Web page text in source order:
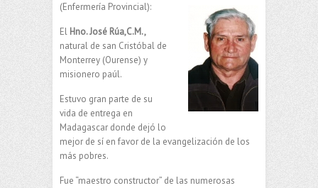
(Enfermería Provincial):
El Hno. José Rúa,C.M.,
natural de san Cristóbal de
Monterrey (Ourense) y
misionero paúl.
Estuvo gran parte de su
vida de entrega en
Madagascar donde dejó lo
mejor de sí en favor de la evangelización de los
más pobres.
Fue “maestro constructor” de las numerosas